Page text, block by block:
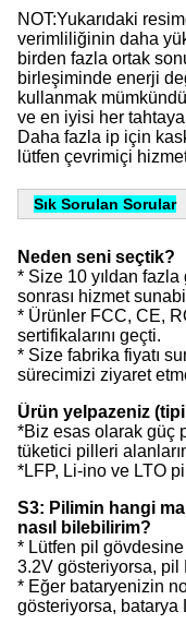
NOT:Yukarıdaki
verimliliğinin daha
birden fazla ortak
birleşiminde enerji
kullanmak
ve en iyisi her tahtaya
Daha fazla ip için
lütfen çevrimiçi
Sık Sorulan Sorular
Neden seni seçtik?
* Size 10 yıldan
sonrası hizmet
* Ürünler FCC, CE,
sertifikalarını geçti.
* Size fabrika fiyatı
sürecimizi ziyaret
Ürün yelpazeniz
*Biz esas olarak güç
tüketici pilleri
*LFP, Li-ino ve LTO
S3: Pilimin hangi
nasıl bilebilirim?
* Lütfen pil
3.2V gösteriyorsa, pil
* Eğer bataryenizin
gösteriyorsa, batarya